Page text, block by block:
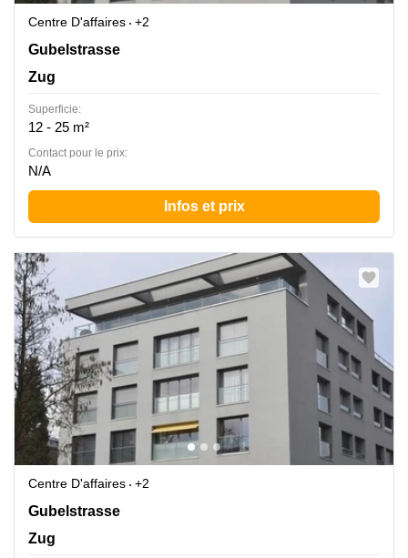
Centre D'affaires
+2
Gubelstrasse 12, Zug
Gubelstrasse
Zug
Superficie:
12 - 25 m²
Contact pour le prix:
N/A
Infos et prix
Centre D'affaires
+2
Gubelstrasse 12, Zug
Gubelstrasse
Zug